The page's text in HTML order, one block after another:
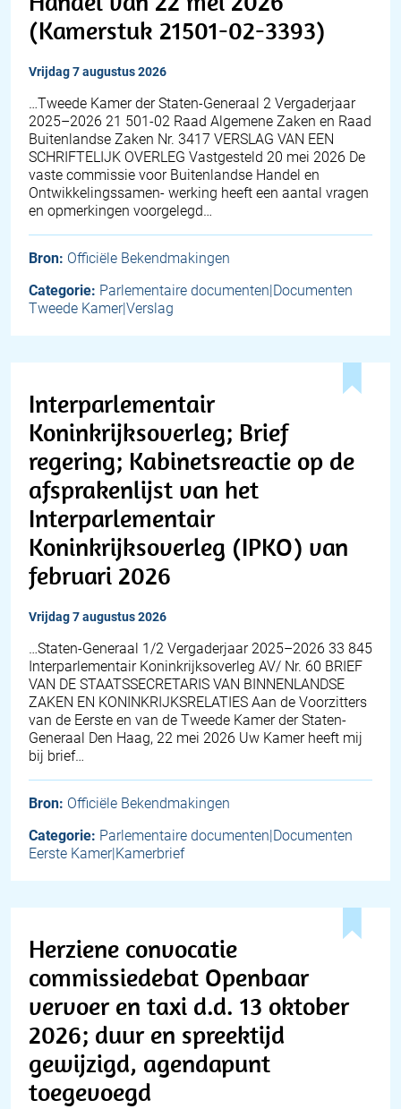
(Kamerstuk 21501-02-3393)
vrijdag 7 augustus 2026
…Tweede Kamer der Staten-Generaal 2 Vergaderjaar
2025–2026 21 501-02 Raad Algemene Zaken en Raad
Buitenlandse Zaken Nr. 3417 VERSLAG VAN EEN
SCHRIFTELIJK OVERLEG Vastgesteld 20 mei 2026 De
vaste commissie voor Buitenlandse Handel en
Ontwikkelingssamen- werking heeft een aantal vragen
en opmerkingen voorgelegd…
Bron: Officiële Bekendmakingen
Categorie: Parlementaire documenten|Documenten
Tweede Kamer|Verslag
Interparlementair
Koninkrijksoverleg; Brief
regering; Kabinetsreactie op de
afsprakenlijst van het
Interparlementair
Koninkrijksoverleg (IPKO) van
februari 2026
vrijdag 7 augustus 2026
…Staten-Generaal 1/2 Vergaderjaar 2025–2026 33 845
Interparlementair Koninkrijksoverleg AV/ Nr. 60 BRIEF
VAN DE STAATSSECRETARIS VAN BINNENLANDSE
ZAKEN EN KONINKRIJKSRELATIES Aan de Voorzitters
van de Eerste en van de Tweede Kamer der Staten-
Generaal Den Haag, 22 mei 2026 Uw Kamer heeft mij
bij brief…
Bron: Officiële Bekendmakingen
Categorie: Parlementaire documenten|Documenten
Eerste Kamer|Kamerbrief
Herziene convocatie
commissiedebat Openbaar
vervoer en taxi d.d. 13 oktober
2026; duur en spreektijd
gewijzigd, agendapunt
toegevoegd